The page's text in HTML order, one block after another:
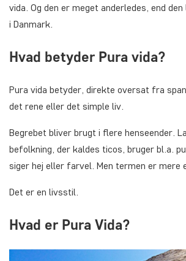
vida. Og den er meget anderledes, end
i Danmark.
Hvad betyder Pura vida?
Pura vida betyder, direkte oversat fra
det rene eller det simple liv.
Begrebet bliver brugt i flere henseender.
befolkning, der kaldes ticos, bruger bl.a.
siger hej eller farvel. Men termen er mere
Det er en livsstil.
Hvad er Pura Vida?